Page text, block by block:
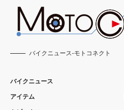
バイクニュース-モトコネクト
バイクニュース
アイテム